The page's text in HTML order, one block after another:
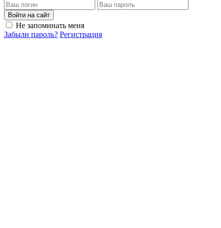
Войти на сайт
Не запоминать меня
Забыли пароль? Регистрация